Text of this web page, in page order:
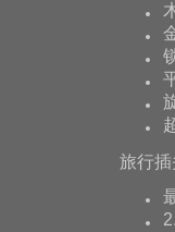
旅行